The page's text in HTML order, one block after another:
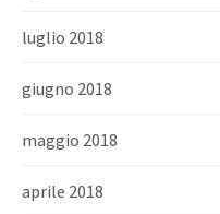
luglio 2018
giugno 2018
maggio 2018
aprile 2018